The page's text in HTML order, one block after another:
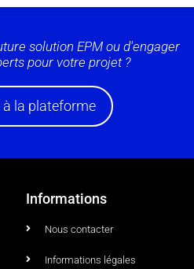
solution EPM ou d'engager
pour votre projet ?
à la plateforme
Informations
Nous contacter
Informations légales